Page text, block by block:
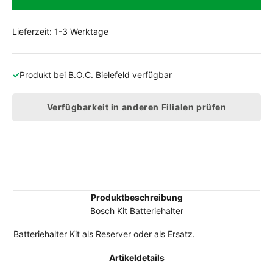
Lieferzeit: 1-3 Werktage
✓Produkt bei B.O.C. Bielefeld verfügbar
Verfügbarkeit in anderen Filialen prüfen
Produktbeschreibung
Bosch Kit Batteriehalter
Batteriehalter Kit als Reserver oder als Ersatz.
Artikeldetails